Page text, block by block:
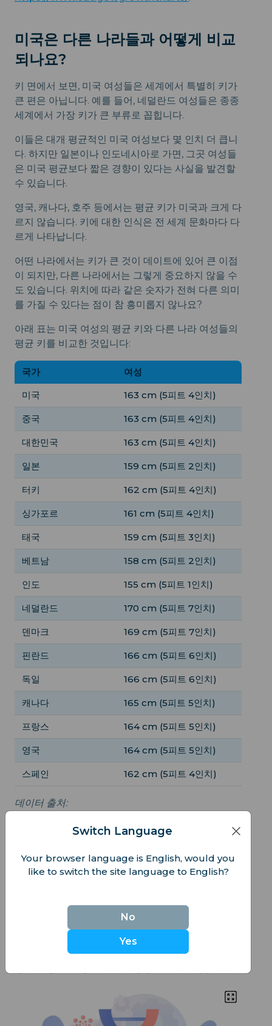
미국은 다른 나라들과 어떻게 비교
되나요?
키 면에서 보면, 미국 여성들은 세계에서 특별히 키가
큰 편은 아닙니다. 예를 들어, 네덜란드 여성들은 종종
세계에서 가장 키가 큰 부류로 꼽힙니다.
이들은 대개 평균적인 미국 여성보다 몇 인치 더 큽니
다. 하지만 일본이나 인도네시아로 가면, 그곳 여성들
은 미국 평균보다 짧은 경향이 있다는 사실을 발견할
수 있습니다.
영국, 캐나다, 호주 등에서는 평균 키가 미국과 크게 다
르지 않습니다. 키에 대한 인식은 전 세계 문화마다 다
르게 나타납니다.
어떤 나라에서는 키가 큰 것이 데이트에 있어 큰 이점
이 되지만, 다른 나라에서는 그렇게 중요하지 않을 수
도 있습니다. 위치에 따라 같은 숫자가 전혀 다른 의미
를 가질 수 있다는 점이 참 흥미롭지 않나요?
아래 표는 미국 여성의 평균 키와 다른 나라 여성들의
평균 키를 비교한 것입니다:
국가
여성
미국
163 cm (5피트 4인치)
중국 163 cm (5피트 4인치)
대한민국 163 cm (5피트 4인치)
일본 159 cm (5피트 2인치)
터키 162 cm (5피트 4인치)
싱가포르 161 cm (5피트 4인치)
태국 159 cm (5피트 3인치)
베트남 158 cm (5피트 2인치)
인도 155 cm (5피트 1인치)
네덜란드 170 cm (5피트 7인치)
덴마크 169 cm (5피트 7인치)
핀란드 166 cm (5피트 6인치)
독일 166 cm (5피트 6인치)
캐나다 165 cm (5피트 5인치)
프랑스 164 cm (5피트 5인치)
영국 164 cm (5피트 5인치)
스페인 162 cm (5피트 4인치)
데이터 출처:
rankings/average-height-by-country#title
키에 영향을 미치는 요인들
모님, 심지어 증조부모님도 키가 컸다면, 당신 역시 클
가능성이 높습니다!
하지만, 이것은 단순히 유전만의 문제가 아닙니다. 인
Switch Language
Your browser language is English, would you
like to switch the site language to English?
No
Yes